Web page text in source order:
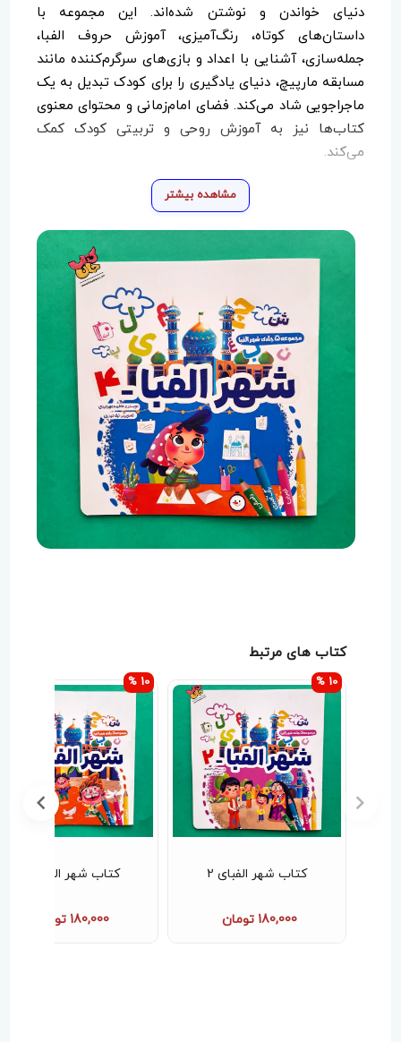
دنیای خواندن و نوشتن شده‌اند. این مجموعه با
داستان‌های کوتاه، رنگ‌آمیزی، آموزش حروف الفبا،
جمله‌سازی، آشنایی با اعداد و بازی‌های سرگرم‌کننده مانند
مسابقه مارپیچ، دنیای یادگیری را برای کودک تبدیل به یک
ماجراجویی شاد می‌کند. فضای امام‌زمانی و محتوای معنوی
کتاب‌ها نیز به آموزش روحی و تربیتی کودک کمک
می‌کند.
مشاهده بیشتر
کتاب های مرتبط
کتاب شهر الفبای 2
180,000 تومان
10 %
کتاب شهر الفبای 3
180,000 تومان
10 %